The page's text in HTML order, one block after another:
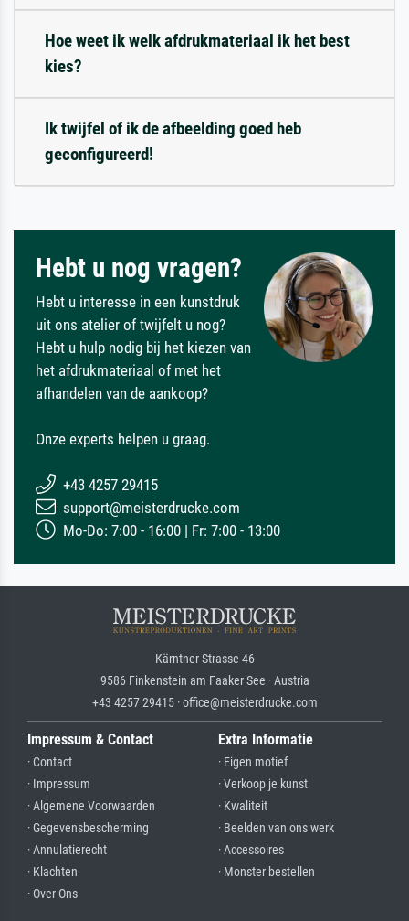
Hoe weet ik welk afdrukmateriaal ik het best
kies?
Ik twijfel of ik de afbeelding goed heb
geconfigureerd!
Hebt u nog vragen?
Hebt u interesse in een kunstdruk
uit ons atelier of twijfelt u nog?
Hebt u hulp nodig bij het kiezen van
het afdrukmateriaal of met het
afhandelen van de aankoop?
Onze experts helpen u graag.
+43 4257 29415
support@meisterdrucke.com
Mo-Do: 7:00 - 16:00 | Fr: 7:00 - 13:00
Kärntner Strasse 46
9586 Finkenstein am Faaker See · Austria
+43 4257 29415 · office@meisterdrucke.com
Impressum & Contact
· Contact
· Impressum
· Algemene Voorwaarden
· Gegevensbescherming
· Annulatierecht
· Klachten
· Over Ons
Extra Informatie
· Eigen motief
· Verkoop je kunst
· Kwaliteit
· Beelden van ons werk
· Accessoires
· Monster bestellen